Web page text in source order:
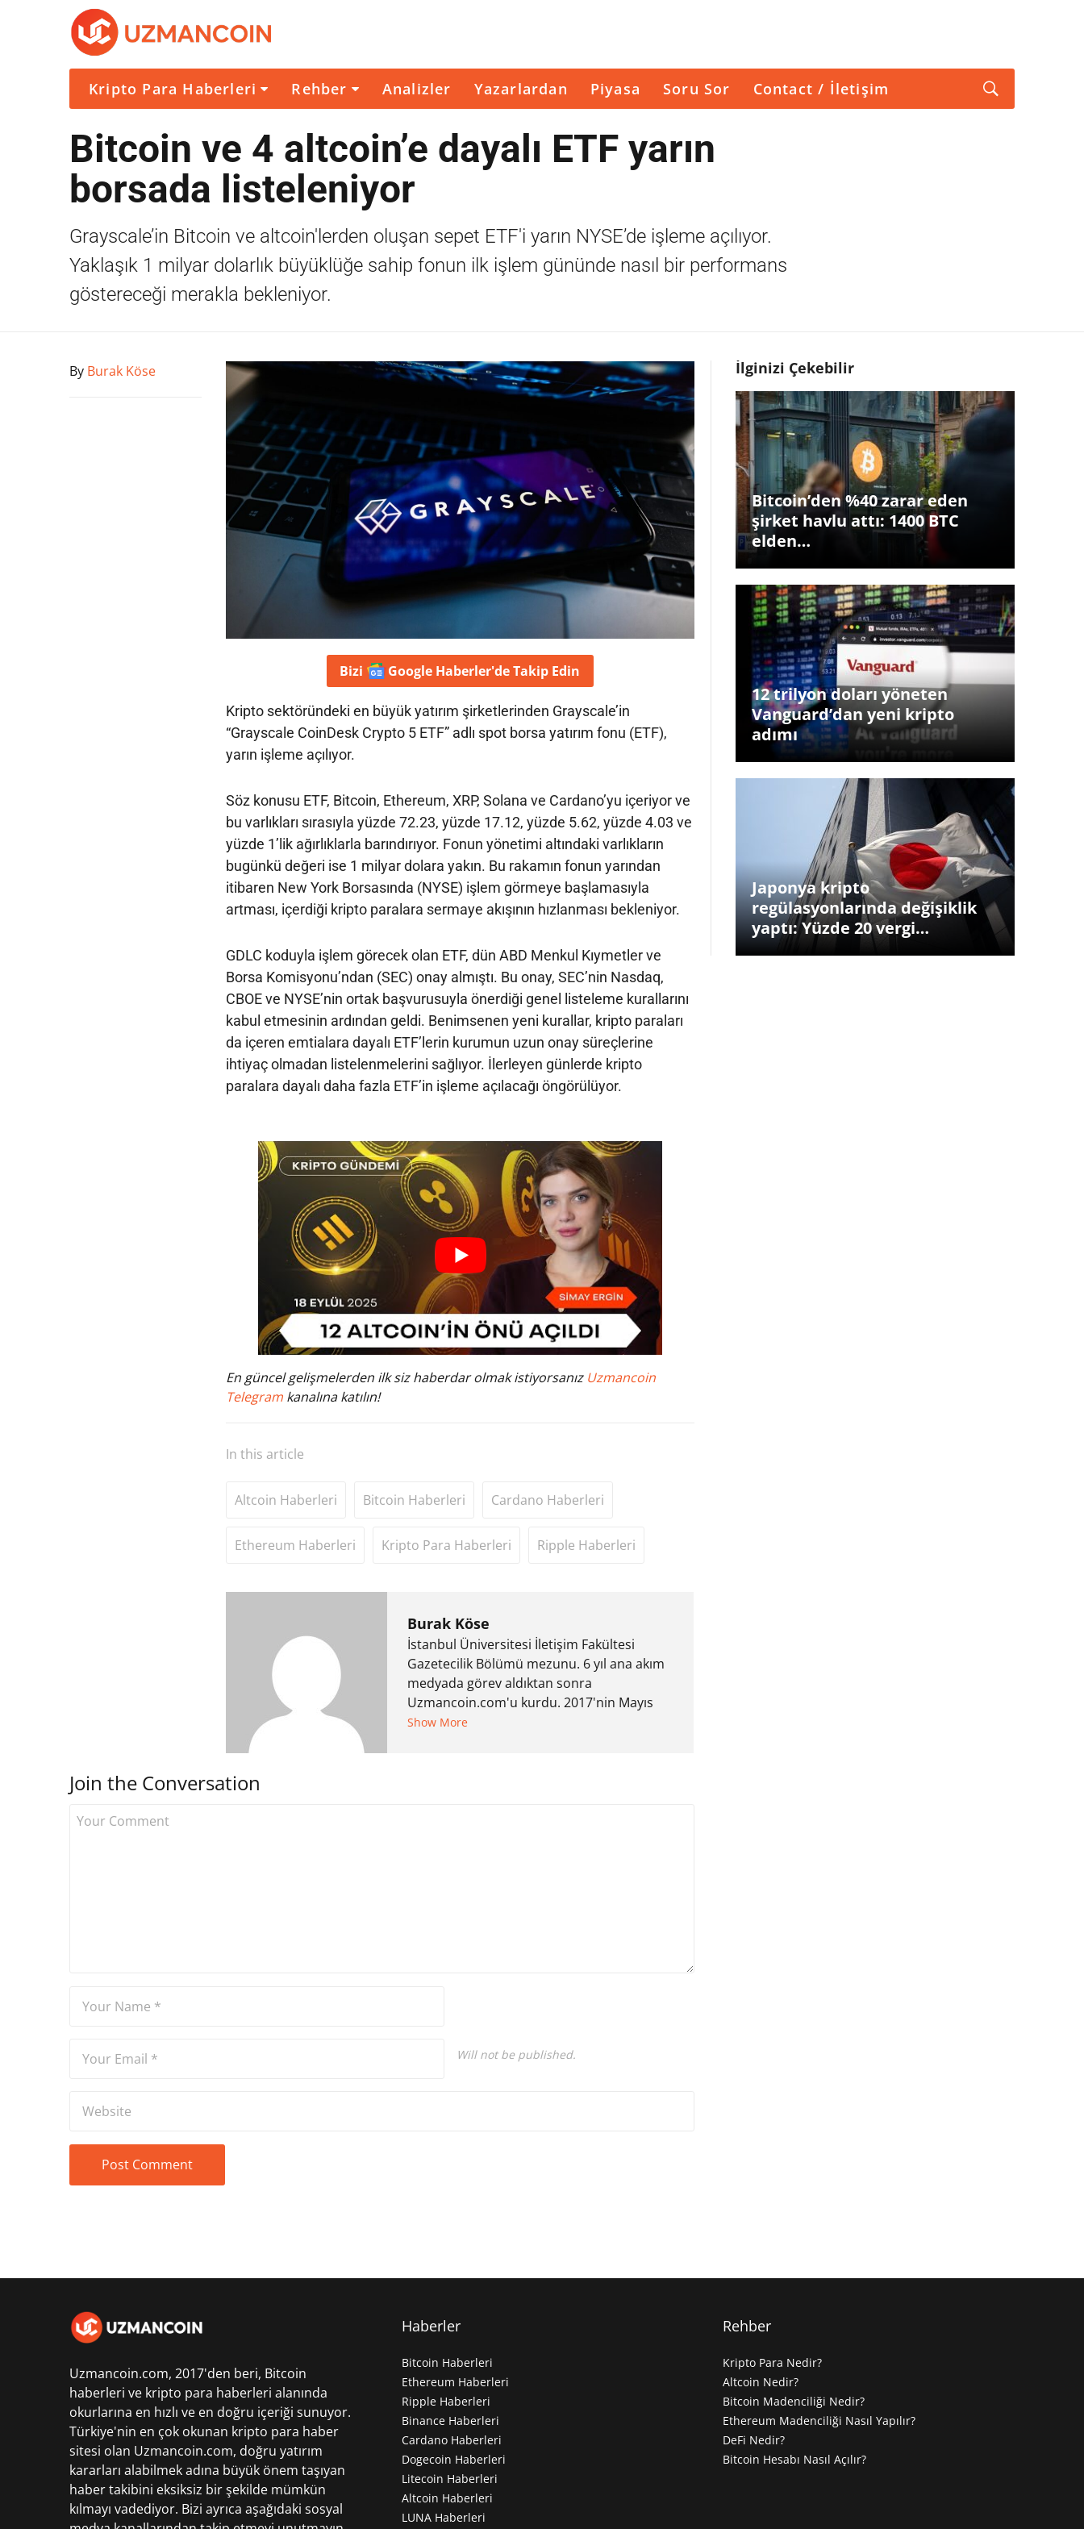
Kripto Para Haberleri Rehber Analizler Yazarlardan Piyasa Soru Sor Contact / İletişim
Bitcoin ve 4 altcoin’e dayalı ETF yarın
borsada listeleniyor
Grayscale’in Bitcoin ve altcoin'lerden oluşan sepet ETF'i yarın NYSE’de işleme açılıyor.
Yaklaşık 1 milyar dolarlık büyüklüğe sahip fonun ilk işlem gününde nasıl bir performans
göstereceği merakla bekleniyor.
By Burak Köse
Bizi Google Haberler'deTakip Edin
Kripto sektöründeki en büyük yatırım şirketlerinden Grayscale’in
“Grayscale CoinDesk Crypto 5 ETF” adlı spot borsa yatırım fonu (ETF),
yarın işleme açılıyor.
Söz konusu ETF, Bitcoin, Ethereum, XRP, Solana ve Cardano’yu içeriyor ve
bu varlıkları sırasıyla yüzde 72.23, yüzde 17.12, yüzde 5.62, yüzde 4.03 ve
yüzde 1’lik ağırlıklarla barındırıyor. Fonun yönetimi altındaki varlıkların
bugünkü değeri ise 1 milyar dolara yakın. Bu rakamın fonun yarından
itibaren New York Borsasında (NYSE) işlem görmeye başlamasıyla
artması, içerdiği kripto paralara sermaye akışının hızlanması bekleniyor.
GDLC koduyla işlem görecek olan ETF, dün ABD Menkul Kıymetler ve
Borsa Komisyonu’ndan (SEC) onay almıştı. Bu onay, SEC’nin Nasdaq,
CBOE ve NYSE’nin ortak başvurusuyla önerdiği genel listeleme kurallarını
kabul etmesinin ardından geldi. Benimsenen yeni kurallar, kripto paraları
da içeren emtialara dayalı ETF’lerin kurumun uzun onay süreçlerine
ihtiyaç olmadan listelenmelerini sağlıyor. İlerleyen günlerde kripto
paralara dayalı daha fazla ETF’in işleme açılacağı öngörülüyor.
En güncel gelişmelerden ilk siz haberdar olmak istiyorsanız Uzmancoin
Telegram kanalına katılın!
In this article
Altcoin Haberleri Bitcoin Haberleri Cardano Haberleri
Ethereum Haberleri Kripto Para Haberleri Ripple Haberleri
Burak Köse
İstanbul Üniversitesi İletişim Fakültesi
Gazetecilik Bölümü mezunu. 6 yıl ana akım
medyada görev aldıktan sonra
Uzmancoin.com'u kurdu. 2017'nin Mayıs
ayından bu yana bilfiil kripto para
Show More
Join the Conversation
Will not be published.
İlginizi Çekebilir
Bitcoin’den %40 zarar eden
şirket havlu attı: 1400 BTC
elden…
12 trilyon doları yöneten
Vanguard’dan yeni kripto
adımı
Japonya kripto
regülasyonlarında değişiklik
yaptı: Yüzde 20 vergi…
Uzmancoin.com, 2017'den beri, Bitcoin
haberleri ve kripto para haberleri alanında
okurlarına en hızlı ve en doğru içeriği sunuyor.
Türkiye'nin en çok okunan kripto para haber
sitesi olan Uzmancoin.com, doğru yatırım
kararları alabilmek adına büyük önem taşıyan
haber takibini eksiksiz bir şekilde mümkün
kılmayı vadediyor. Bizi ayrıca aşağıdaki sosyal
Haberler
Bitcoin Haberleri
Ethereum Haberleri
Ripple Haberleri
Binance Haberleri
Cardano Haberleri
Dogecoin Haberleri
Litecoin Haberleri
Altcoin Haberleri
LUNA Haberleri
Rehber
Kripto Para Nedir?
Altcoin Nedir?
Bitcoin Madenciliği Nedir?
Ethereum Madenciliği Nasıl Yapılır?
DeFi Nedir?
Bitcoin Hesabı Nasıl Açılır?